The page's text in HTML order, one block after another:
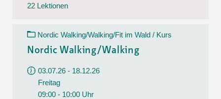
22 Lektionen
Nordic Walking/Walking/Fit im Wald / Kurs
Nordic Walking/Walking
03.07.26 - 18.12.26
Freitag
09:00 - 10:00 Uhr